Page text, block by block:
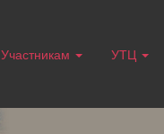
Участникам УТЦ